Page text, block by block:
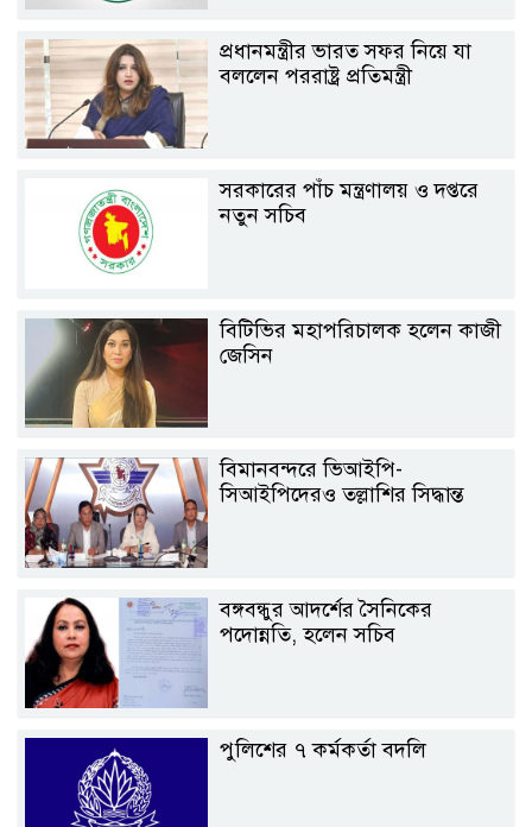
প্রধানমন্ত্রীর ভারত সফর নিয়ে যা
বললেন পররাষ্ট্র প্রতিমন্ত্রী
সরকারের পাঁচ মন্ত্রণালয় ও দপ্তরে
নতুন সচিব
বিটিভির মহাপরিচালক হলেন কাজী
জেসিন
বিমানবন্দরে ভিআইপি-
সিআইপিদেরও তল্লাশির সিদ্ধান্ত
বঙ্গবন্ধুর আদর্শের সৈনিকের
পদোন্নতি, হলেন সচিব
পুলিশের ৭ কর্মকর্তা বদলি